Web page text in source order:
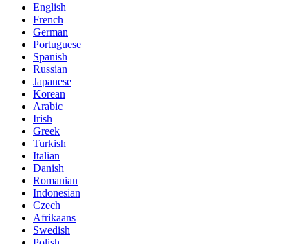
English
French
German
Portuguese
Spanish
Russian
Japanese
Korean
Arabic
Irish
Greek
Turkish
Italian
Danish
Romanian
Indonesian
Czech
Afrikaans
Swedish